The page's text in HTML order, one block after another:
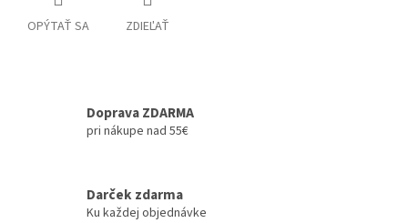
OPÝTAŤ SA ZDIEĽAŤ
Doprava ZDARMA
pri nákupe nad 55€
Darček zdarma
Ku každej objednávke